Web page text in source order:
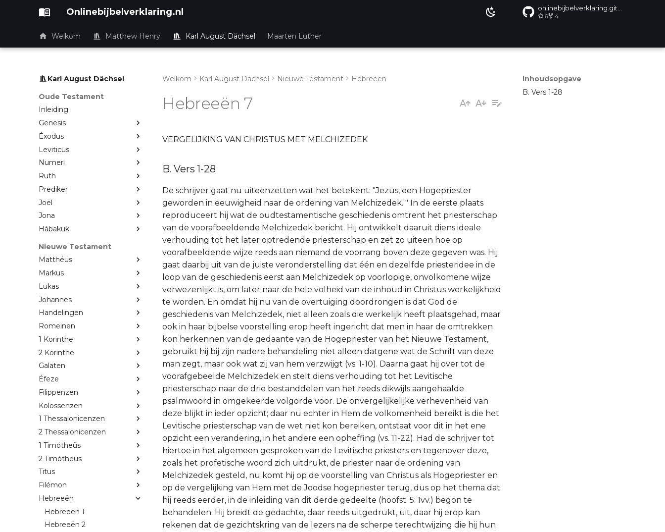
Onlinebijbelverklaring.nl 6 4
Welkom Matthew Henry Karl August Dächsel Maarten Luther
Karl August Dächsel
Oude Testament
Inleiding
Genesis
Éxodus
Leviticus
Numeri
Ruth
Prediker
Joël
Jona
Hábakuk
Nieuwe Testament
Matthéüs
Markus
Lukas
Johannes
Handelingen
Romeinen
1 Korinthe
2 Korinthe
Galaten
Éfeze
Filippenzen
Kolossenzen
1 Thessalonicenzen
2 Thessalonicenzen
1 Timótheüs
2 Timótheüs
Titus
Filémon
Hebreeën
Hebreeën 1
Hebreeën 2
Inhoudsopgave
B. Vers 1-28
Welkom Karl August Dächsel Nieuwe Testament Hebreeën
Hebreeën 7
VERGELIJKING VAN CHRISTUS MET MELCHIZEDEK
B. Vers 1-28
De schrijver gaat nu uiteenzetten wat het betekent: "Jezus, een Hogepriester
geworden in eeuwigheid naar de ordening van Melchizedek. " In de eerste plaats
reproduceert hij wat de oudtestamentische geschiedenis omtrent het priesterschap
van de voorafbeeldende Melchizedek bericht. Hij ontwikkelt daaruit diens ideale
verhouding tot het later optredende priesterschap en zet zo uiteen hoe op
voorafbeeldende wijze reeds aan niemand de voorrang boven deze gegeven was. Hij
gaat daarbij uit van de juiste veronderstelling dat één en dezelfde priesteridee in de
loop van de geschiedenis eerst aan Melchizedek op voorlopige, onvolkomene wijze
verwezenlijkt is, om later naar de hele volheid van de inhoud in Christus werkelijkheid
te worden. En omdat hij nu van de overtuiging doordrongen is dat God de
geschiedenis van Melchizedek, niet alleen zoals die werkelijk heeft plaatsgehad, maar
ook in haar bijbelse voorstelling erop heeft ingericht dat men in haar de omtrekken
kon herkennen van de gedaante van de Hogepriester van het Nieuwe Testament,
gebruikt hij bij zijn nadere behandeling niet alleen datgene wat de Schrift van deze
man zegt, maar ook wat zij van hem verzwijgt (vs. 1-10). Daarna gaat hij over tot de
voorafgebeelde Melchizedek en stelt diens verhouding tot het Levitische
priesterschap naar de drie bestanddelen van het reeds dikwijls aangehaalde
psalmwoord in omgekeerde volgorde voor. De onvergelijkelijke verhevenheid van
deze blijkt in ieder opzicht; daar nu echter in Hem de volkomenheid bereikt is die het
Levitische priesterschap van de wet niet kon bereiken, ontstaat voor dit in het ene
opzicht een verandering, in het andere een opheffing (vs. 11-22). Had de schrijver tot
hiertoe in het algemeen gesproken van de Levitische priesters en tegenover deze,
zoals het profetische woord zich uitdrukt, de priester naar de ordening van
Melchizedek gesteld, nu komt hij op de voorstelling van Christus als Hogepriester en
op de vergelijking van Hem met de Joodse hogepriester terug, dus op het thema dat
hij reeds eerder, in de inleiding van dit derde gedeelte (hoofst. 5: 1vv.) begon te
behandelen. Hij breidt de gedachte, daar reeds uitgedrukt, uit, daar hij erop kan
rekenen dat de gezichtskring van de lezers na de scherpe terechtwijzing die hij hun